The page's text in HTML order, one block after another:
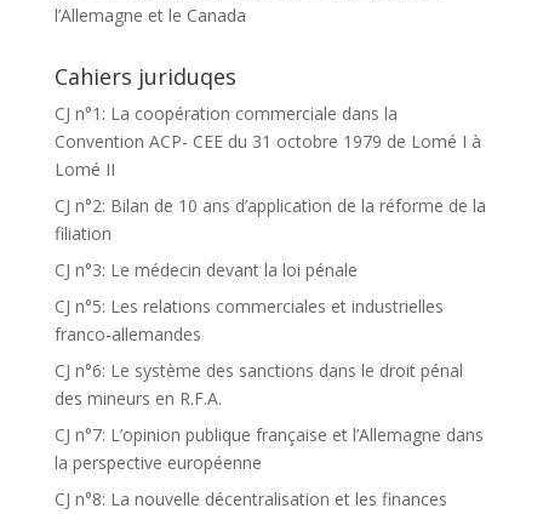
l’Allemagne et le Canada
Cahiers juriduqes
CJ n°1: La coopération commerciale dans la
Convention ACP- CEE du 31 octobre 1979 de Lomé I à
Lomé II
CJ n°2: Bilan de 10 ans d’application de la réforme de la
filiation
CJ n°3: Le médecin devant la loi pénale
CJ n°5: Les relations commerciales et industrielles
franco-allemandes
CJ n°6: Le système des sanctions dans le droit pénal
des mineurs en R.F.A.
CJ n°7: L’opinion publique française et l’Allemagne dans
la perspective européenne
CJ n°8: La nouvelle décentralisation et les finances